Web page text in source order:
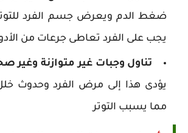
ضغط الدم ويعرض جسم الفرد للتوتر
يجب على الفرد تعاطى جرعات من
تناول وجبات غير متوازنة وغير
يؤدى هذا إلى مرض الفرد وحدوث
مما يسبب التوتر